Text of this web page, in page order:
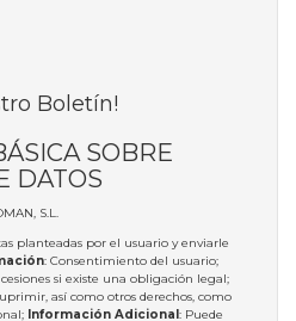
Boletín!
SOBRE
DATOS
S.L.
planteadas por el usuario y enviarle
: Consentimiento del usuario;
si existe una obligación legal;
así como otros derechos, como
Información Adicional: Puede